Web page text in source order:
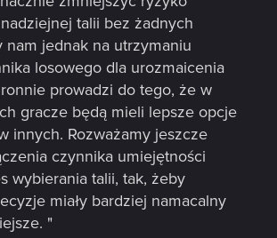
talii bez żadnych
nam jednak na utrzymaniu
losowego dla urozmaicenia
prowadzi do tego, że w
gracze będą mieli lepsze opcje
innych. Rozważamy jeszcze
czynnika umiejętności
wybierania talii, tak, żeby
miały bardziej namacalny
"